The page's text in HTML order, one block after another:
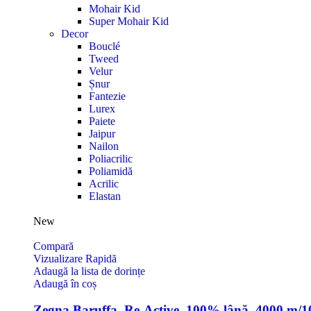
Mohair Kid
Super Mohair Kid
Decor
Bouclé
Tweed
Velur
Șnur
Fantezie
Lurex
Paiete
Jaipur
Nailon
Poliacrilic
Poliamidă
Acrilic
Elastan
New
Compară
Vizualizare Rapidă
Adaugă la lista de dorințe
Adaugă în coș